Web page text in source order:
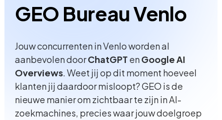
GEO Bureau Venlo
Jouw concurrenten in Venlo worden al
aanbevolen doorChatGPT enGoogle AI
Overviews. Weet jij op dit moment hoeveel
klanten jij daardoor misloopt? GEO is de
nieuwe manier om zichtbaar te zijn in AI-
zoekmachines, precies waar jouw doelgroep